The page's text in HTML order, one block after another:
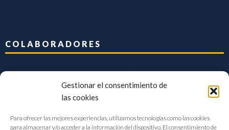
Gestionar el consentimiento de
las cookies
Para ofrecer las mejores experiencias, utilizamos tecnologías como las cookies
para almacenar y/o acceder a la información del dispositivo. El consentimiento de
COLABORADORES